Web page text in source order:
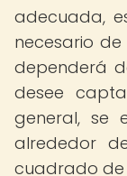
adecuada,
necesario
dependerá
desee
general, se
alrededor
cuadrado de